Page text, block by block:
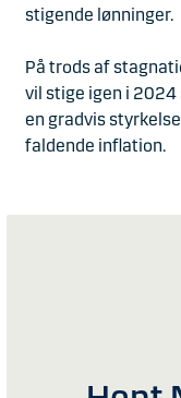
stigende lønninger.
På trods af
vil stige igen i
en gradvis
faldende inflation.